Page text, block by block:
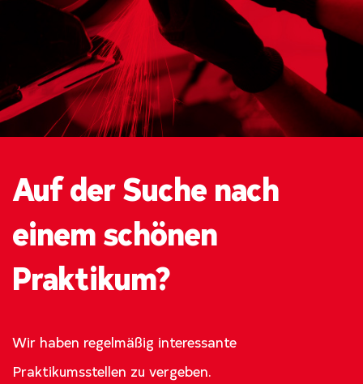
Auf der Suche nach
einem schönen
Praktikum?
Wir haben regelmäßig interessante
Praktikumsstellen zu vergeben.